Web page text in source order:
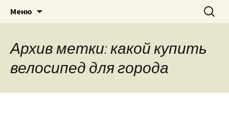
"МЕГА ТОРГ"
Теплицы, велосипеды, электро-
бензоинструмент, бытовая техника
в г. Павлово Нижегородская область,
Муром, Кулебаки, Выкса….
Меню Найти:
Архив метки: какой купить
велосипед для города